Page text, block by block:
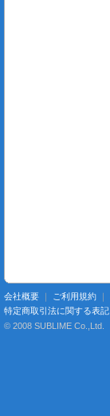
会社概要 ｜ ご利用規約 ｜
特定商取引法に関する表記
© 2008 SUBLIME Co.,Ltd.